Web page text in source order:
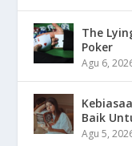
The
Poker
Agu 6,
Baik
Agu 5,